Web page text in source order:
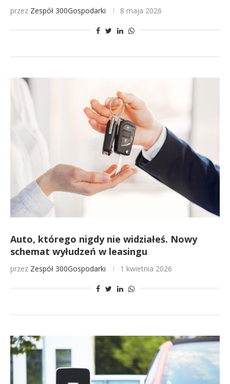
przez Zespół 300Gospodarki 8 maja 2026
Auto, którego nigdy nie widziałeś. Nowy
schemat wyłudzeń w leasingu
przez Zespół 300Gospodarki 1 kwietnia 2026